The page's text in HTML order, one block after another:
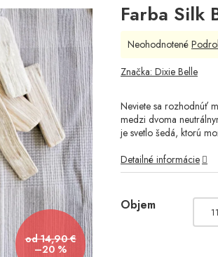
od 14,90 €
–20 %
Farba Silk
Objem
Neviete sa rozhodnúť
medzi dvoma
je svetlo šedá, ktorú
Detailné informácie
Priemerné
produktu
z
5
hviezdičiek.
Neohodnotené
Značka: Dixie Belle